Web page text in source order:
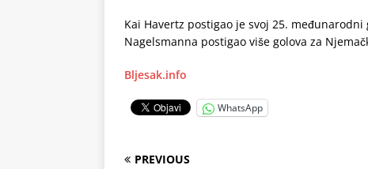
Kai Havertz postigao je svoj 25.
Nagelsmanna postigao više golova za
Bljesak.info
WhatsApp
PREVIOUS